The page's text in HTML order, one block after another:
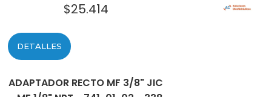
$25.414
DETALLES
ADAPTADOR RECTO MF 3/8" JIC